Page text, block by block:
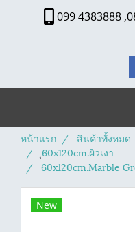
099 4383888
หน้าแรก สินค้าทั้งหมด
ุ60x120cm.ผิวเงา
60x120cm.Marble
New